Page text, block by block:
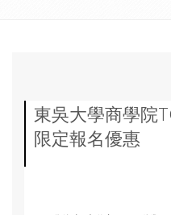
東吳大學商學院
限定報名優惠